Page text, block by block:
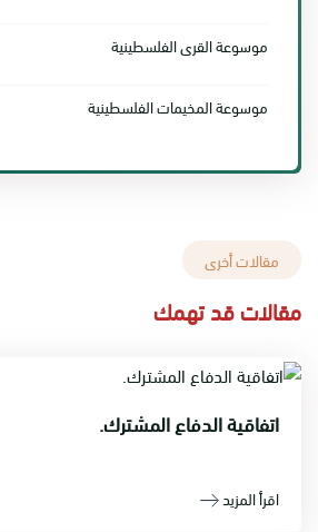
موسوعة القرى الفلسطينية
موسوعة المخيمات الفلسطينية
مقالات أخرى
مقالات قد تهمك
اتفاقية الدفاع المشترك.
اقرأ المزيد